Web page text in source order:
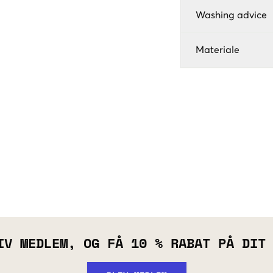
Washing advice
Materiale
MEDLEM, OG FÅ 10 % RABAT PÅ